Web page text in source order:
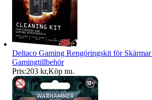
Deltaco Gaming Rengöringskit för Skärmar
Gamingtillbehör
Pris:203 kr,Köp nu.